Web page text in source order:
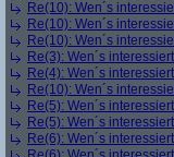
Re(10): Wen´s
Re(10): Wen´s
Re(10): Wen´s
Re(3): Wen´s
Re(4): Wen´s
Re(10): Wen´s
Re(5): Wen´s
Re(5): Wen´s
Re(6): Wen´s